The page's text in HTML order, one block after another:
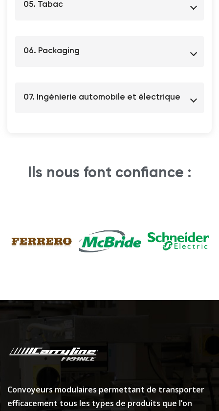
05. Tabac
06. Packaging
07. Ingénierie automobile et électrique
Ils nous font confiance :
Convoyeurs modulaires permettant de transporter
efficacement tous les types de produits que l’on